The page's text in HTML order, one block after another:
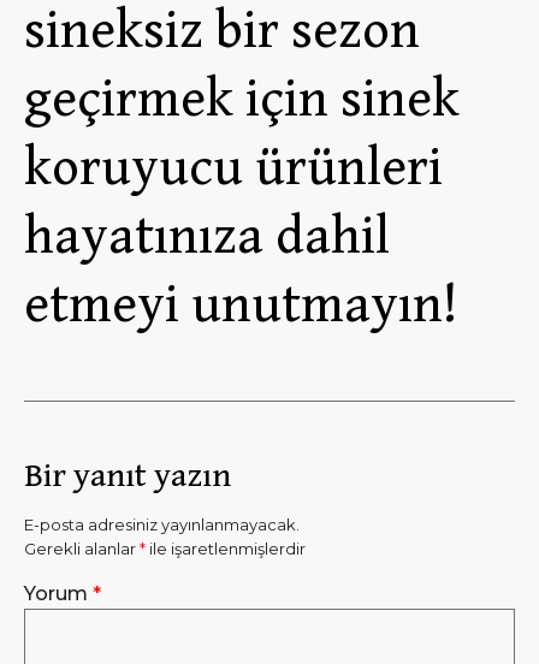
sineksiz bir sezon
geçirmek için sinek
koruyucu ürünleri
hayatınıza dahil
etmeyi unutmayın!
Bir yanıt yazın
E-posta adresiniz yayınlanmayacak.
Gerekli alanlar* ile işaretlenmişlerdir
Yorum *